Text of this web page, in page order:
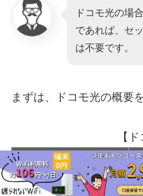
ドコモ光の場
であれば、セ
は不要です。
まずは、ドコモ光の概要
【
提供エリア
全